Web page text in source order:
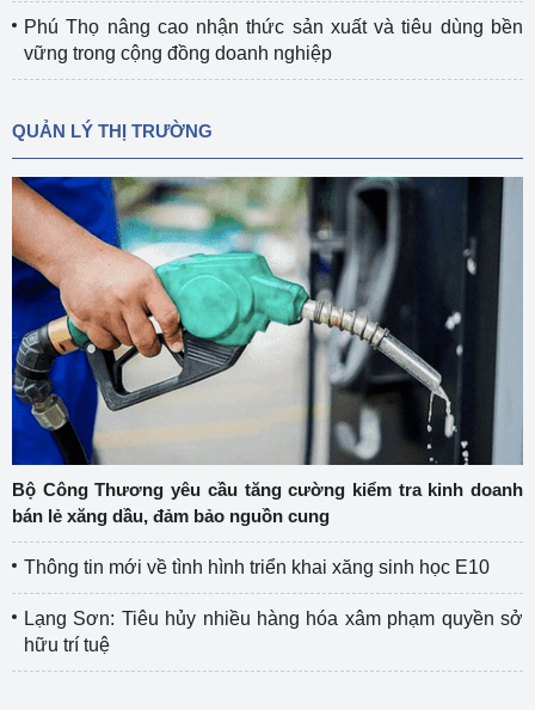
Phú Thọ nâng cao nhận thức sản xuất và tiêu dùng bền
vững trong cộng đồng doanh nghiệp
QUẢN LÝ THỊ TRƯỜNG
Bộ Công Thương yêu cầu tăng cường kiểm tra kinh doanh
bán lẻ xăng dầu, đảm bảo nguồn cung
Thông tin mới về tình hình triển khai xăng sinh học E10
Lạng Sơn: Tiêu hủy nhiều hàng hóa xâm phạm quyền sở
hữu trí tuệ